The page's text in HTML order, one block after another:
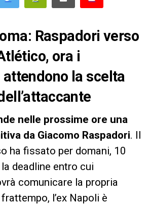
Raspadori verso
ora i
la scelta
nelle prossime ore una
da Giacomo Raspadori. Il
ha fissato per domani, 10
deadline entro cui
comunicare la propria
l’ex Napoli è